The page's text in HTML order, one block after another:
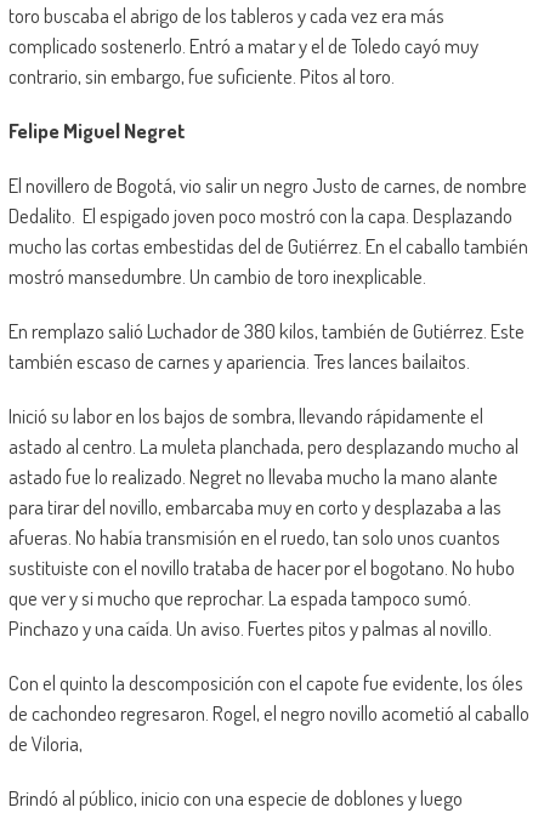
toro buscaba el abrigo de los tableros y cada vez era más
complicado sostenerlo. Entró a matar y el de Toledo cayó muy
contrario, sin embargo, fue suficiente. Pitos al toro.
Felipe Miguel Negret
El novillero de Bogotá, vio salir un negro Justo de carnes, de nombre
Dedalito. El espigado joven poco mostró con la capa. Desplazando
mucho las cortas embestidas del de Gutiérrez. En el caballo también
mostró mansedumbre. Un cambio de toro inexplicable.
En remplazo salió Luchador de 380 kilos, también de Gutiérrez. Este
también escaso de carnes y apariencia. Tres lances bailaitos.
Inició su labor en los bajos de sombra, llevando rápidamente el
astado al centro. La muleta planchada, pero desplazando mucho al
astado fue lo realizado. Negret no llevaba mucho la mano alante
para tirar del novillo, embarcaba muy en corto y desplazaba a las
afueras. No había transmisión en el ruedo, tan solo unos cuantos
sustituiste con el novillo trataba de hacer por el bogotano. No hubo
que ver y si mucho que reprochar. La espada tampoco sumó.
Pinchazo y una caída. Un aviso. Fuertes pitos y palmas al novillo.
Con el quinto la descomposición con el capote fue evidente, los óles
de cachondeo regresaron. Rogel, el negro novillo acometió al caballo
de Viloria,
Brindó al público, inicio con una especie de doblones y luego